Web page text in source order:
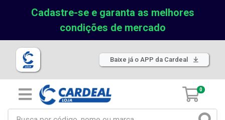
Cadastre-se e garanta as melhores
condições de mercado
Baixe já o APP da Cardeal
0